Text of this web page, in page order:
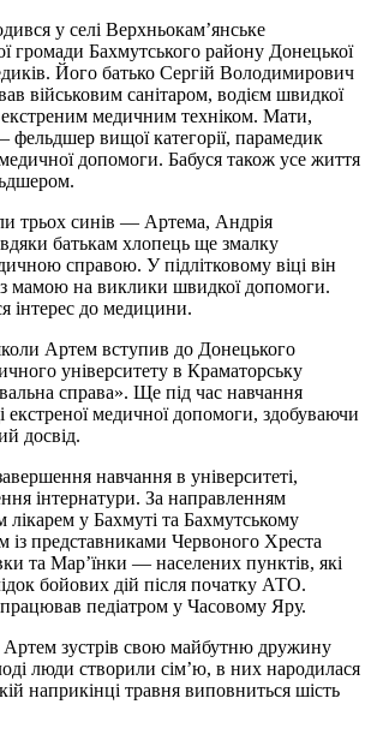
у селі Верхньокам’янське
громади Бахмутського району Донецької
Його батько Сергій Володимирович
військовим санітаром, водієм швидкої
медичним техніком. Мати,
фельдшер вищої категорії, парамедик
допомоги. Бабуся також усе життя
трьох синів — Артема, Андрія
батькам хлопець ще змалку
справою. У підлітковому віці він
мамою на виклики швидкої допомоги.
інтерес до медицини.
Артем вступив до Донецького
університету в Краматорську
справа». Ще під час навчання
екстреної медичної допомоги, здобуваючи
досвід.
навчання в університеті,
інтернатури. За направленням
у Бахмуті та Бахмутському
із представниками Червоного Хреста
та Мар’їнки — населених пунктів, які
бойових дій після початку АТО.
педіатром у Часовому Яру.
Артем зустрів свою майбутню дружину
люди створили сім’ю, в них народилася
наприкінці травня виповниться шість